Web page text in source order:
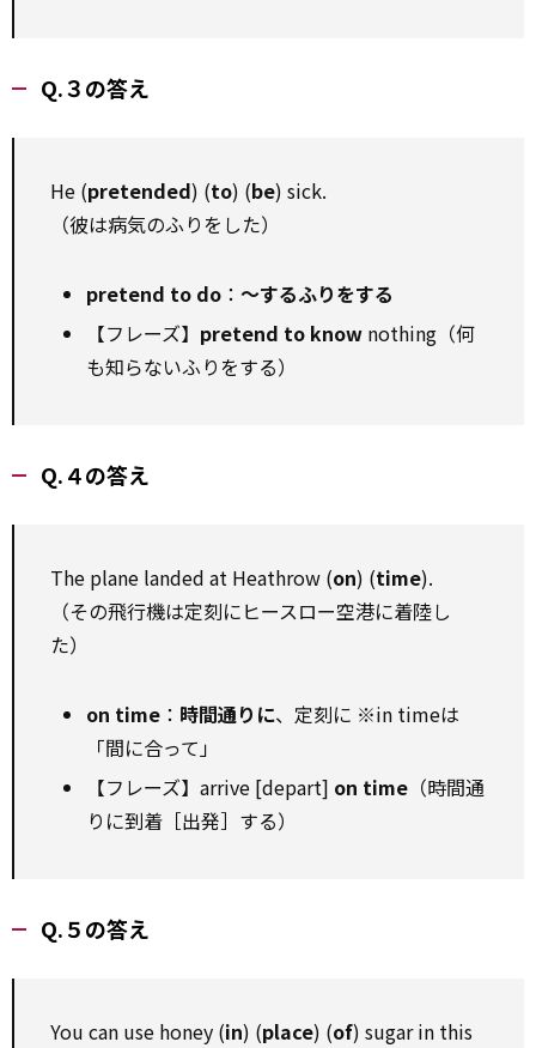
Q.３の答え
He (pretended) (to) (be) sick.
（彼は病気のふりをした）
pretend to do ： 〜するふりをする
【フレーズ】 pretend to know nothing（何
も知らないふりをする）
Q.４の答え
The plane landed at Heathrow (on) (time).
（その飛行機は定刻にヒースロー空港に着陸し
た）
on time ： 時間通りに、定刻に ※in timeは
「間に合って」
【フレーズ】arrive [depart] on time （時間通
りに到着［出発］する）
Q.５の答え
You can use honey (in) (place) (of) sugar in this